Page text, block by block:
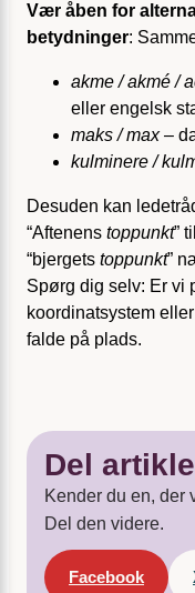
Vær åben for
betydninger:
akme / akmé /
eller engelsk
maks / max–
kulminere /
Desuden kan
“Aftenens toppunkt”
“bjergets toppunkt”
Spørg dig selv: Er vi
koordinatsystem
falde på plads.
Del
Kender du en,
Del den videre.
Facebook